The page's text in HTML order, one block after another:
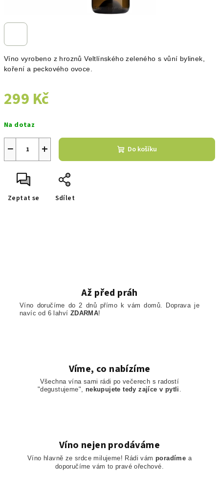
Víno vyrobeno z hroznů Veltlínského zeleného s vůní bylinek,
koření a peckového ovoce.
299 Kč
cena:
Na dotaz
+
− Do košíku
Zeptat se Sdílet
Až před práh
Víno doručíme do 2 dnů přímo k vám domů. Doprava je
navíc od 6 lahví ZDARMA!
Víme, co nabízíme
Všechna vína sami rádi po večerech s radostí
"degustujeme", nekupujete tedy zajíce v pytli .
Víno nejen prodáváme
Víno hlavně ze srdce milujeme! Rádi vám poradíme a
doporučímevám to pravé ořechové.